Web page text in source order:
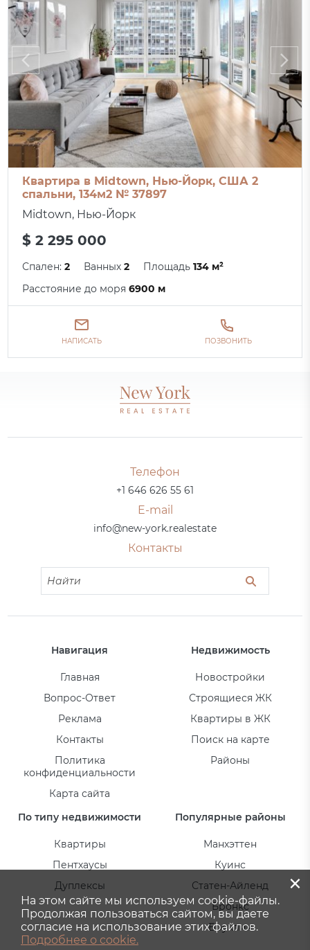
Квартира в Midtown, Нью-Йорк, США 2
спальни, 134м2 № 37897
Midtown, Нью-Йорк
$ 2 295 000
Спален:2 Ванных2 Площадь134 м²
Расстояние до моря6900 м
НАПИСАТЬ ПОЗВОНИТЬ
Телефон
+1 646 626 55 61
E-mail
info@new-york.realestate
Контакты
Навигация
Главная
Вопрос-Ответ
Реклама
Контакты
Политика
конфиденциальности
Карта сайта
Недвижимость
Новостройки
Строящиеся ЖК
Квартиры в ЖК
Поиск на карте
Районы
По типу недвижимости
Квартиры
Пентхаусы
Дуплексы
Популярные районы
Манхэттен
Куинс
Статен-Айленд
Бронкс
Бруклин
×
На этом сайте мы используем cookie-файлы.
Продолжая пользоваться сайтом, вы даете
согласие на использование этих файлов.
Подробнее о cookie.